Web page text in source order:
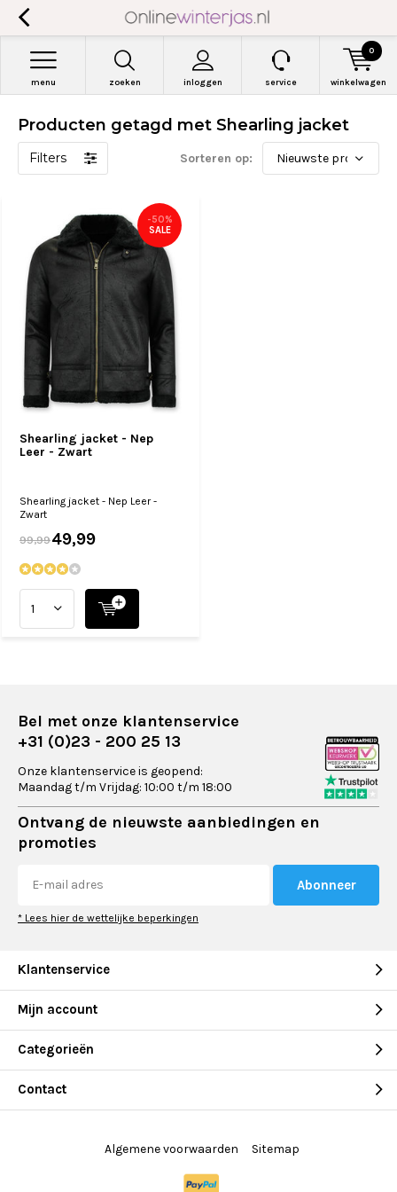
zoeken inloggen
menu service winkelwagen
0
Producten getagd met Shearling jacket
Filters Sorteren op:
Shearling jacket - Nep
Leer - Zwart
-50%
SALE
Shearling jacket - Nep Leer -
Zwart
99,9949,99
Bel met onze klantenservice
+31 (0)23 - 200 25 13
Onze klantenservice is geopend:
Maandag t/m Vrijdag: 10:00 t/m 18:00
Ontvang de nieuwste aanbiedingen en
promoties
Abonneer
* Lees hier de wettelijke beperkingen
Klantenservice
Mijn account
Categorieën
Contact
Algemene voorwaarden Sitemap